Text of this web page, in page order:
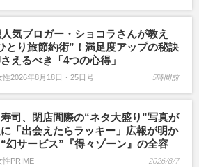
気ブロガー・ショコラさんが教え
とり旅節約術”！満足度アップの秘訣
えるべき「4つの心得」
性2026年8月18日・25日号 5時間前
寿司、閉店間際の“ネタ大盛り”写真が
「出会えたらラッキー」広報が明か
“幻サービス”『得々ゾーン』の全容
性PRIME 2026/8/7